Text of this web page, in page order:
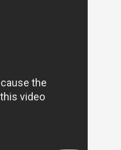
15 kişi hakkında
YENİ Parti'nin